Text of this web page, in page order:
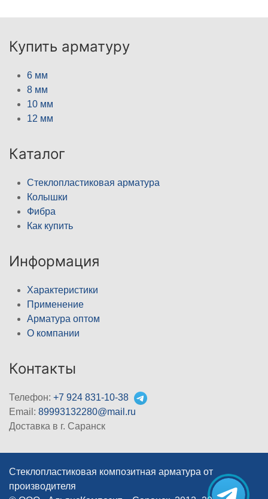
Купить арматуру
6 мм
8 мм
10 мм
12 мм
Каталог
Стеклопластиковая арматура
Колышки
Фибра
Как купить
Информация
Характеристики
Применение
Арматура оптом
О компании
Контакты
Телефон: +7 924 831-10-38
Email: 89993132280@mail.ru
Доставка в г. Саранск
Стеклопластиковая композитная арматура от
производителя